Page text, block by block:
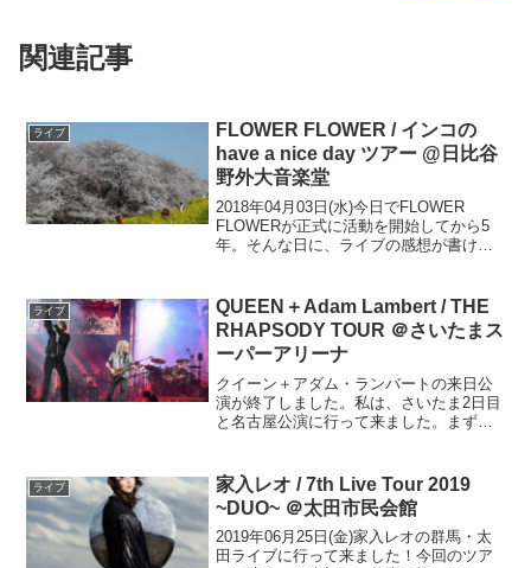
関連記事
ライブ
FLOWER FLOWER / インコの
have a nice day ツアー @日比谷
野外大音楽堂
2018年04月03日(水)今日でFLOWER
FLOWERが正式に活動を開始してから5
年。そんな日に、ライブの感想が書ける
来ました！出発前に、荒川の桜を見に
行...
ライブ
QUEEN＋Adam Lambert / THE
RHAPSODY TOUR ＠さいたまス
ーパーアリーナ
クイーン＋アダム・ランバートの来日公
演が終了しました。私は、さいたま2日目
と名古屋公演に行って来ました。まずは
公開された映画『ボヘミアン・ラプソデ
ィ』が世界中で空前...
ライブ
家入レオ / 7th Live Tour 2019
~DUO~ ＠太田市民会館
2019年06月25日(金)家入レオの群馬・太
田ライブに行って来ました！今回のツア